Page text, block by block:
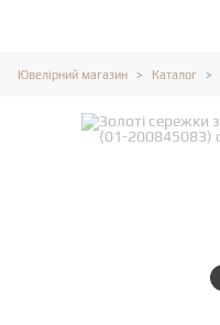
Ювелірний магазин Каталог